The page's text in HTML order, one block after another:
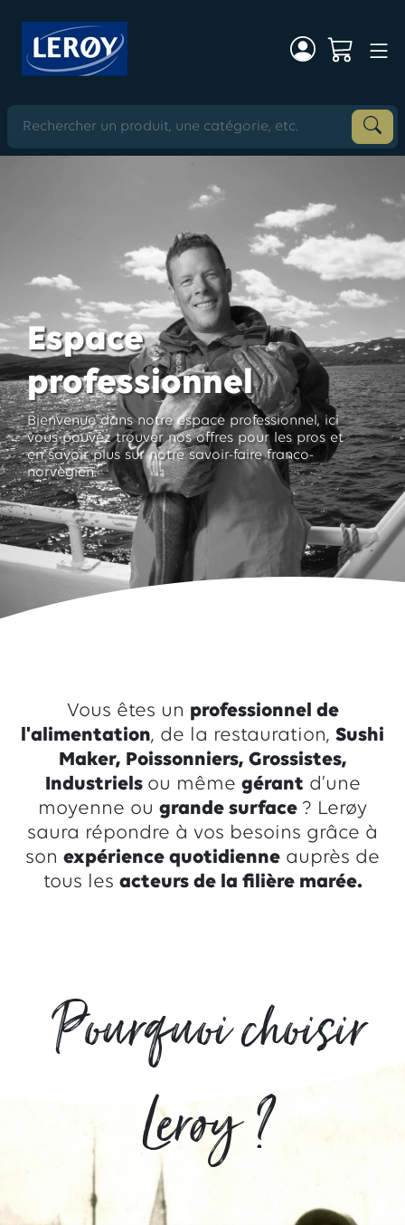
Espace
professionnel
Bienvenue dans notre espace professionnel, ici
vous pouvez trouver nos offres pour les pros et
en savoir plus sur notre savoir-faire franco-
norvègien.
Vous êtes un professionnel de
l'alimentation, de la restauration, Sushi
Maker, Poissonniers, Grossistes,
Industriels ou même gérant d’une
moyenne ou grande surface ? Lerøy
saura répondre à vos besoins grâce à
son expérience quotidienne auprès de
tous les acteurs de la filière marée.
Pourquoi choisir
Lerøy ?